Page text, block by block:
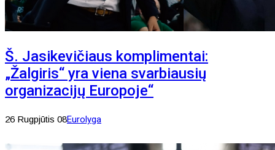
Š. Jasikevičiaus komplimentai:
„Žalgiris“ yra viena svarbiausių
organizacijų Europoje“
26 Rugpjūtis 08Eurolyga